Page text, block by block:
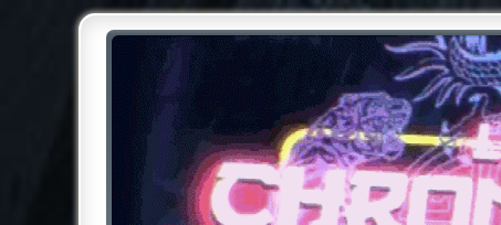
Chroniques de l'Étrange NO
Pour les amateurs des Chroniques de l'Étrange